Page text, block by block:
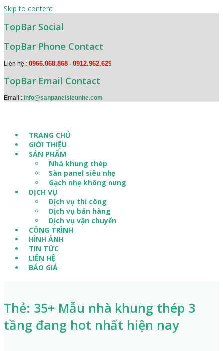
Skip to content
TopBar Social
TopBar Phone Contact
Liên hệ : 0966.068.868 - 0912.962.629
TopBar Email Contact
Email : info@sanpanelsieunhe.com
TRANG CHỦ
GIỚI THIỆU
SẢN PHẨM
Nhà khung thép
Sàn panel siêu nhẹ
Gạch nhẹ không nung
DỊCH VỤ
Dịch vụ thi công
Dịch vụ bán hàng
Dịch vụ vận chuyển
CÔNG TRÌNH
HÌNH ẢNH
TIN TỨC
LIÊN HỆ
BÁO GIÁ
Thẻ: 35+ Mẫu nhà khung thép 3
tầng đang hot nhất hiện nay